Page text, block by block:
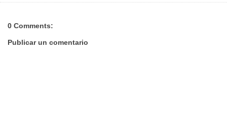
0 Comments:
Publicar un comentario